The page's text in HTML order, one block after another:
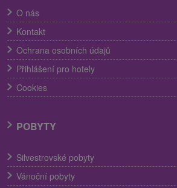
O nás
Kontakt
Ochrana osobních údajů
Přihlášení pro hotely
Cookies
POBYTY
Silvestrovské pobyty
Vánoční pobyty